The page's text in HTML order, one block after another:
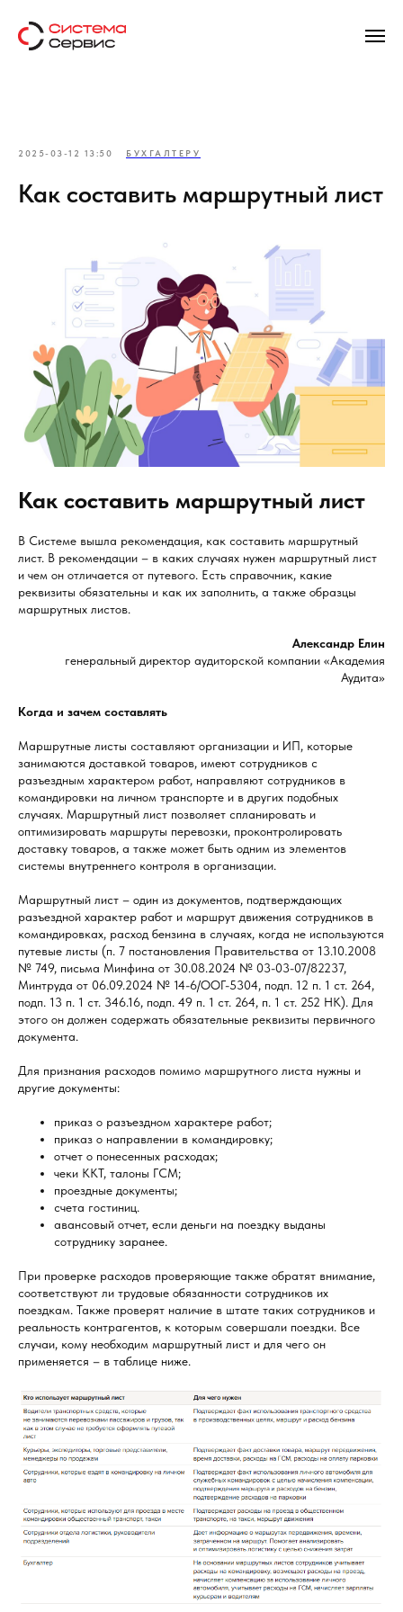
2025-03-12 13:50 БУХГАЛТЕРУ
Как составить маршрутный лист
Как составить маршрутный лист
В Системе вышла рекомендация, как составить маршрутный
лист. В рекомендации – в каких случаях нужен маршрутный лист
и чем он отличается от путевого. Есть справочник, какие
реквизиты обязательны и как их заполнить, а также образцы
маршрутных листов.
Александр Елин
генеральный директор аудиторской компании «Академия
Аудита»
Когда и зачем составлять
Маршрутные листы составляют организации и ИП, которые
занимаются доставкой товаров, имеют сотрудников с
разъездным характером работ, направляют сотрудников в
командировки на личном транспорте и в других подобных
случаях. Маршрутный лист позволяет спланировать и
оптимизировать маршруты перевозки, проконтролировать
доставку товаров, а также может быть одним из элементов
системы внутреннего контроля в организации.
Маршрутный лист – один из документов, подтверждающих
разъездной характер работ и маршрут движения сотрудников в
командировках, расход бензина в случаях, когда не используются
путевые листы (п. 7 постановления Правительства от 13.10.2008
№ 749, письма Минфина от 30.08.2024 № 03-03-07/82237,
Минтруда от 06.09.2024 № 14-6/ООГ-5304, подп. 12 п. 1 ст. 264,
подп. 13 п. 1 ст. 346.16, подп. 49 п. 1 ст. 264, п. 1 ст. 252 НК). Для
этого он должен содержать обязательные реквизиты первичного
документа.
Для признания расходов помимо маршрутного листа нужны и
другие документы:
приказ о разъездном характере работ;
приказ о направлении в командировку;
отчет о понесенных расходах;
чеки ККТ, талоны ГСМ;
проездные документы;
счета гостиниц.
авансовый отчет, если деньги на поездку выданы
сотруднику заранее.
При проверке расходов проверяющие также обратят внимание,
соответствуют ли трудовые обязанности сотрудников их
поездкам. Также проверят наличие в штате таких сотрудников и
реальность контрагентов, к которым совершали поездки. Все
случаи, кому необходим маршрутный лист и для чего он
применяется – в таблице ниже.